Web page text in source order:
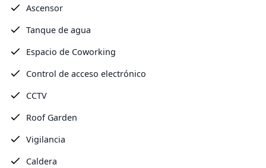
Ascensor
Tanque de agua
Espacio de Coworking
Control de acceso electrónico
CCTV
Roof Garden
Vigilancia
Caldera